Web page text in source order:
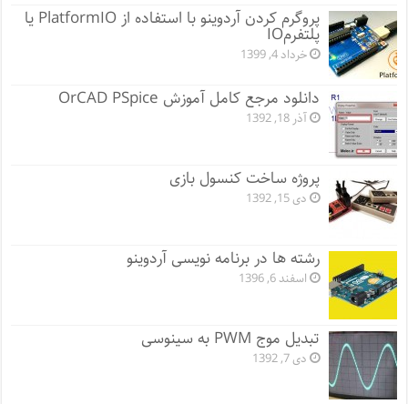
پروگرم کردن آردوینو با استفاده از PlatformIO یا
پلتفرمIO
خرداد 4, 1399
دانلود مرجع کامل آموزش OrCAD PSpice
آذر 18, 1392
پروژه ساخت کنسول بازی
دی 15, 1392
رشته‌ ها در برنامه نویسی آردوینو
اسفند 6, 1396
تبدیل موج PWM به سینوسی
دی 7, 1392